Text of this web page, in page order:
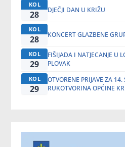
KOL
28 DJEČJI DAN U KRIŽU
KOL
28 KONCERT GLAZBENE
KOL
29
FIŠIJADA I NATJECANJE U
PLOVAK
KOL
29
OTVORENE PRIJAVE ZA
RUKOTVORINA OPĆINE